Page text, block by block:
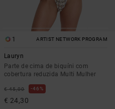
1 ARTIST NETWORK PROGRAM
Lauryn
Parte de cima de biquíni com
cobertura reduzida Multi Mulher
€ 45,00 46%
€ 24,30